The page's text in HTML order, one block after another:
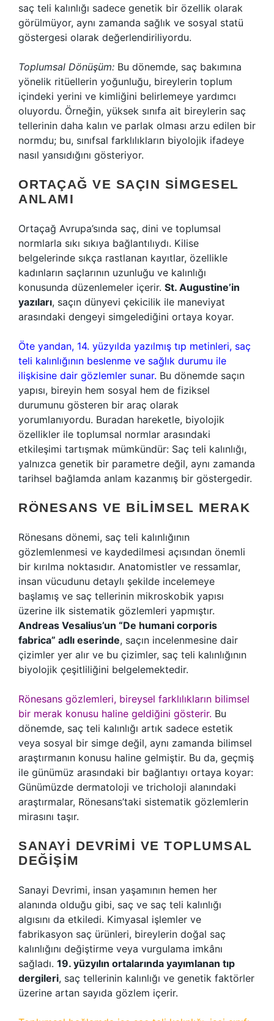
saç teli kalınlığı sadece genetik bir özellik olarak
görülmüyor, aynı zamanda sağlık ve sosyal statü
göstergesi olarak değerlendiriliyordu.
Toplumsal Dönüşüm: Bu dönemde, saç bakımına
yönelik ritüellerin yoğunluğu, bireylerin toplum
içindeki yerini ve kimliğini belirlemeye yardımcı
oluyordu. Örneğin, yüksek sınıfa ait bireylerin saç
tellerinin daha kalın ve parlak olması arzu edilen bir
normdu; bu, sınıfsal farklılıkların biyolojik ifadeye
nasıl yansıdığını gösteriyor.
ORTAÇAĞ VE SAÇIN SIMGESEL
ANLAMI
Ortaçağ Avrupa’sında saç, dini ve toplumsal
normlarla sıkı sıkıya bağlantılıydı. Kilise
belgelerinde sıkça rastlanan kayıtlar, özellikle
kadınların saçlarının uzunluğu ve kalınlığı
konusunda düzenlemeler içerir. St. Augustine’in
yazıları, saçın dünyevi çekicilik ile maneviyat
arasındaki dengeyi simgelediğini ortaya koyar.
Öte yandan, 14. yüzyılda yazılmış tıp metinleri, saç
teli kalınlığının beslenme ve sağlık durumu ile
ilişkisine dair gözlemler sunar. Bu dönemde saçın
yapısı, bireyin hem sosyal hem de fiziksel
durumunu gösteren bir araç olarak
yorumlanıyordu. Buradan hareketle, biyolojik
özellikler ile toplumsal normlar arasındaki
etkileşimi tartışmak mümkündür: Saç teli kalınlığı,
yalnızca genetik bir parametre değil, aynı zamanda
tarihsel bağlamda anlam kazanmış bir göstergedir.
RÖNESANS VE BILIMSEL MERAK
Rönesans dönemi, saç teli kalınlığının
gözlemlenmesi ve kaydedilmesi açısından önemli
bir kırılma noktasıdır. Anatomistler ve ressamlar,
insan vücudunu detaylı şekilde incelemeye
başlamış ve saç tellerinin mikroskobik yapısı
üzerine ilk sistematik gözlemleri yapmıştır.
Andreas Vesalius’un “De humani corporis
fabrica” adlı eserinde, saçın incelenmesine dair
çizimler yer alır ve bu çizimler, saç teli kalınlığının
biyolojik çeşitliliğini belgelemektedir.
Rönesans gözlemleri, bireysel farklılıkların bilimsel
bir merak konusu haline geldiğini gösterir. Bu
dönemde, saç teli kalınlığı artık sadece estetik
veya sosyal bir simge değil, aynı zamanda bilimsel
araştırmanın konusu haline gelmiştir. Bu da, geçmiş
ile günümüz arasındaki bir bağlantıyı ortaya koyar:
Günümüzde dermatoloji ve tricholoji alanındaki
araştırmalar, Rönesans’taki sistematik gözlemlerin
mirasını taşır.
SANAYI DEVRIMI VE TOPLUMSAL
DEĞIŞIM
Sanayi Devrimi, insan yaşamının hemen her
alanında olduğu gibi, saç ve saç teli kalınlığı
algısını da etkiledi. Kimyasal işlemler ve
fabrikasyon saç ürünleri, bireylerin doğal saç
kalınlığını değiştirme veya vurgulama imkânı
sağladı. 19. yüzyılın ortalarında yayımlanan tıp
dergileri, saç tellerinin kalınlığı ve genetik faktörler
üzerine artan sayıda gözlem içerir.